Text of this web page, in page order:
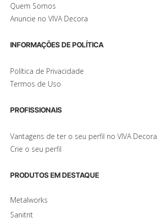
Quem Somos
Anuncie no VIVA Decora
INFORMAÇÕES DE POLÍTICA
Política de Privacidade
Termos de Uso
PROFISSIONAIS
Vantagens de ter o seu perfil no VIVA Decora
Crie o seu perfil
PRODUTOS EM DESTAQUE
Metalworks
Sanitrit